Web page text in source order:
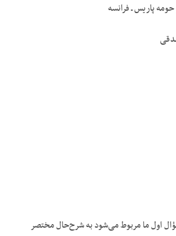
پاریس ـ فرانسه
اول ما مربوط می‌شود به شرح‌حال مختصر